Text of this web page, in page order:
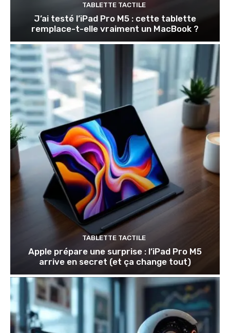
TABLETTE TACTILE
J’ai testé l’iPad Pro M5 : cette tablette
remplace-t-elle vraiment un MacBook ?
TABLETTE TACTILE
Apple prépare une surprise : l’iPad Pro M5
arrive en secret (et ça change tout)